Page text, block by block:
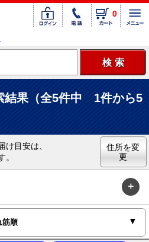
0
結果（全5件中 1件から5
け目安は、
。
住所を変
更